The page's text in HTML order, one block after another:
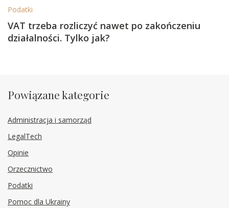
Podatki
VAT trzeba rozliczyć nawet po zakończeniu
działalności. Tylko jak?
Powiązane kategorie
Administracja i samorząd
LegalTech
Opinie
Orzecznictwo
Podatki
Pomoc dla Ukrainy